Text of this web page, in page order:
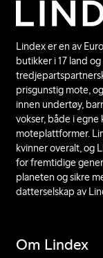
Lindex er en av
butikker i 17 land
prisgunstig mote,
innen undertøy,
vokser, både i egne
moteplattformer.
kvinner overalt, og
for fremtidige
planeten og sikre
datterselskap av
Om Lindex